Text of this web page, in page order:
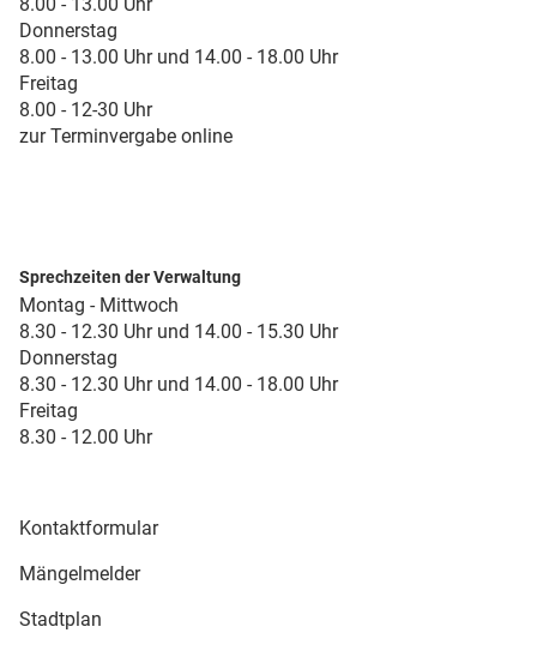
Donnerstag
8.00 - 13.00 Uhr und 14.00 - 18.00 Uhr
Freitag
8.00 - 12-30 Uhr
zur Terminvergabe online
Sprechzeiten der Verwaltung
Montag - Mittwoch
8.30 - 12.30 Uhr und 14.00 - 15.30 Uhr
Donnerstag
8.30 - 12.30 Uhr und 14.00 - 18.00 Uhr
Freitag
8.30 - 12.00 Uhr
Kontaktformular
Mängelmelder
Stadtplan